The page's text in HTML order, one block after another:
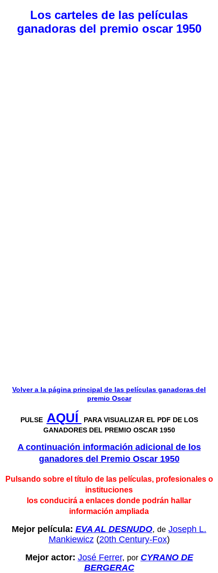
Los carteles de las películas
ganadoras del premio oscar 1950
Volver a la página principal de las películas ganadoras del
premio Oscar
PULSE AQUÍ
PARA VISUALIZAR EL PDF DE LOS
GANADORES DEL PREMIO OSCAR 1950
A continuación información adicional de los
ganadores del Premio Oscar 1950
Pulsando sobre el título de las películas, profesionales o
instituciones
los conducirá a enlaces donde podrán hallar
información ampliada
Mejor película: EVA AL DESNUDO, de Joseph L.
Mankiewicz (20th Century-Fox)
Mejor actor: José Ferrer, por CYRANO DE
BERGERAC